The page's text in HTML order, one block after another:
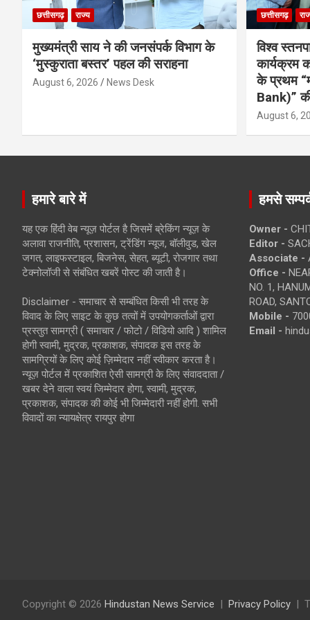
छत्तीसगढ़ राज्य
मुख्यमंत्री साय ने की जनसंपर्क विभाग के
‘मुस्कुराता बस्तर’ पहल की सराहना
August 6, 2026 News Desk
छत्तीसगढ़
विश्व
कार्यक्रम
के प्रथम
Bank)”
August 6,
हमारे बारे में
यह एक हिंदी वेब न्यूज़ पोर्टल है जिसमें ब्रेकिंग न्यूज़ के
अलावा राजनीति, प्रशासन, ट्रेंडिंग न्यूज, बॉलीवुड, खेल
जगत, लाइफस्टाइल, बिजनेस, सेहत, ब्यूटी, रोजगार तथा
टेक्नोलॉजी से संबंधित खबरें पोस्ट की जाती है।
Disclaimer - समाचार से सम्बंधित किसी भी तरह के
विवाद के लिए साइट के कुछ तत्वों में उपयोगकर्ताओं द्वारा
प्रस्तुत सामग्री ( समाचार / फोटो / विडियो आदि ) शामिल
होगी स्वामी, मुद्रक, प्रकाशक, संपादक इस तरह के
सामग्रियों के लिए कोई ज़िम्मेदार नहीं स्वीकार करता है।
न्यूज़ पोर्टल में प्रकाशित ऐसी सामग्री के लिए संवाददाता /
खबर देने वाला स्वयं जिम्मेदार होगा, स्वामी, मुद्रक,
प्रकाशक, संपादक की कोई भी जिम्मेदारी नहीं होगी. सभी
विवादों का न्यायक्षेत्र रायपुर होगा
हमसे
Owner -
Editor -
Associate -
Office -
NO. 1,
ROAD,
Mobile -
Email -
Copyright © 2026 Hindustan News Service Privacy Policy